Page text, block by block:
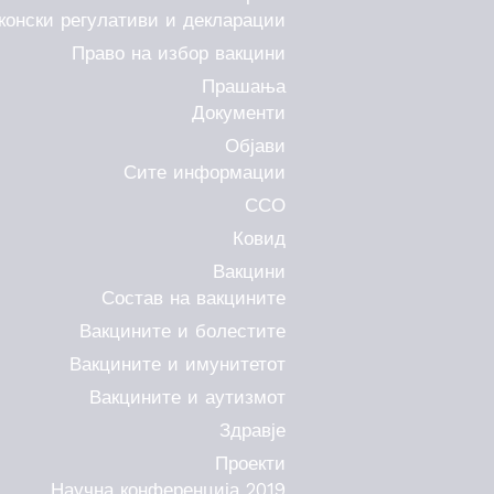
регулативи и декларации
Право на избор вакцини
Прашања
Документи
Објави
Сите информации
ССО
Ковид
Вакцини
Состав на вакцините
Вакцините и болестите
Вакцините и имунитетот
Вакцините и аутизмот
Здравје
Проекти
Научна конференција 2019